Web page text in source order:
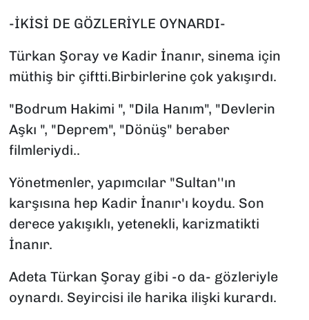
-İKİSİ DE GÖZLERİYLE OYNARDI-
Türkan Şoray ve Kadir İnanır, sinema için
müthiş bir çiftti.Birbirlerine çok yakışırdı.
"Bodrum Hakimi ", "Dila Hanım", "Devlerin
Aşkı ", "Deprem", "Dönüş" beraber
filmleriydi..
Yönetmenler, yapımcılar "Sultan''ın
karşısına hep Kadir İnanır'ı koydu. Son
derece yakışıklı, yetenekli, karizmatikti
İnanır.
Adeta Türkan Şoray gibi -o da- gözleriyle
oynardı. Seyircisi ile harika ilişki kurardı.